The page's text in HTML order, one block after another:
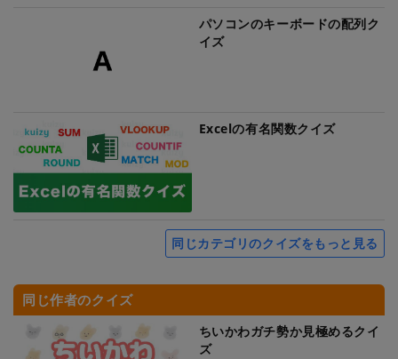
パソコンのキーボードの配列ク
イズ
Excelの有名関数クイズ
同じカテゴリのクイズをもっと見る
同じ作者のクイズ
ちいかわガチ勢か見極めるクイ
ズ